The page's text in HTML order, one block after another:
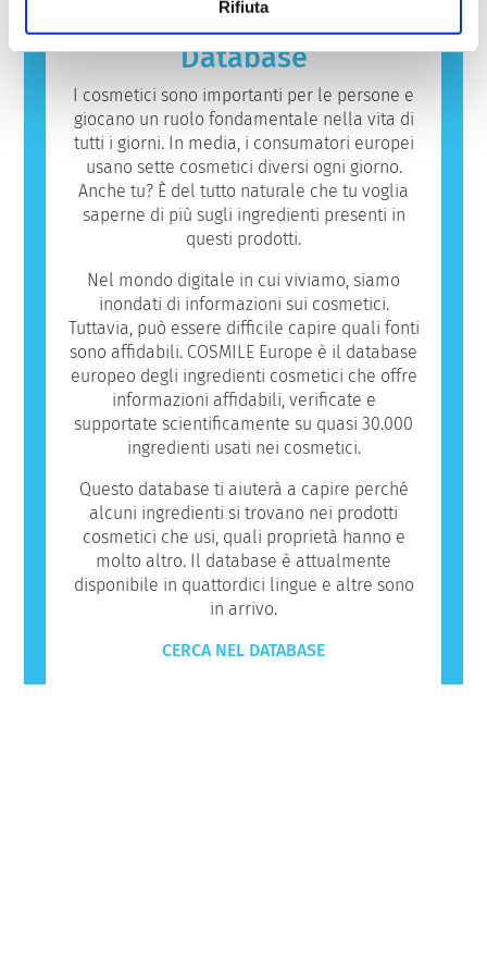
Rifiuta
è chiamata allergene. Cosmetici e prodotti
per la cura della persona possono contenere
ingredienti che potrebbero risultare
allergenici per alcune persone. Ciò non
significa che il prodotto non sia sicuro da
utilizzare per gli altri.
Database
I cosmetici sono importanti per le persone e
giocano un ruolo fondamentale nella vita di
tutti i giorni. In media, i consumatori europei
usano sette cosmetici diversi ogni giorno.
Anche tu? È del tutto naturale che tu voglia
saperne di più sugli ingredienti presenti in
questi prodotti.
Nel mondo digitale in cui viviamo, siamo
inondati di informazioni sui cosmetici.
Tuttavia, può essere difficile capire quali fonti
sono affidabili. COSMILE Europe è il database
europeo degli ingredienti cosmetici che offre
informazioni affidabili, verificate e
supportate scientificamente su quasi 30.000
ingredienti usati nei cosmetici.
Questo database ti aiuterà a capire perché
alcuni ingredienti si trovano nei prodotti
cosmetici che usi, quali proprietà hanno e
molto altro. Il database è attualmente
disponibile in quattordici lingue e altre sono
in arrivo.
CERCA NEL DATABASE